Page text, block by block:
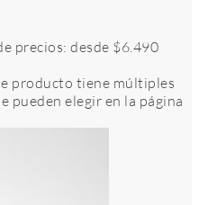
precios: desde $6.490
producto tiene múltiples
pueden elegir en la página